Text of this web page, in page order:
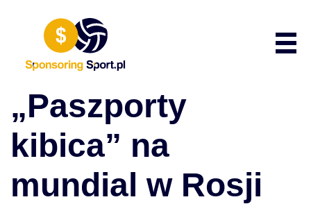
„Paszporty
kibica” na
mundial w Rosji